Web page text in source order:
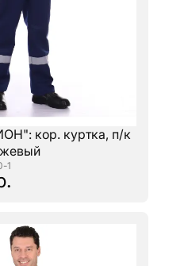
кор. куртка, п/к
1